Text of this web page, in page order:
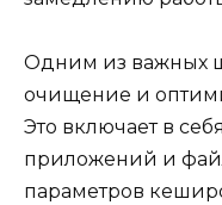
Одним из важных
очищение и
Это включает в
приложений и
параметров